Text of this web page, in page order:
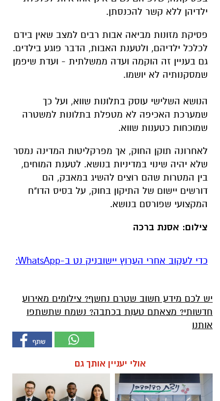
ילדיהן ללא קשר להכנסתן.
פסיקת מזונות מביאה אבות רבים למצב שאין בידם
לכלכל ילדיהם, ולטענת האבות, הדבר פוגע בילדים.
גם בעניין זה הוקמה ועדה ממשלתית - ועדת שיפמן
שמסקנותיה לא יושמו.
הנושא השלישי עוסק בתלונות שווא, ועל כך
שמערכת האכיפה לא מטפלת בתלונות למשטרה
שמוכחות כטענות שווא.
לאחרונה תוקן החוק, אך מפרקליטות המדינה נמסר
שלא יהיה שינוי במדיניות בנושא. לטענת המוחים,
בין המטרות שהם רוצים להשיג במאבק, הם
דורשים יישום של התיקון בחוק, על בסיס הדו"ח
המקצועי שפורסם בנושא.
צילום: אסנת ברכה
‏כדי לעקוב אחרי הערוץ יישובניק נט ב-WhatsApp:‏‏‏
יש לכם מידע חשוב שטרם נחשף? צילומים מאירוע
חדשותי? מצאתם טעות בכתבה? נשמח שתשתפו
אותנו
אולי יעניין אותך גם